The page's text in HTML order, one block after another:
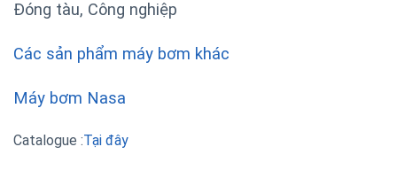
Đóng tàu, Công nghiệp
Các sản phẩm máy bơm khác
Máy bơm Nasa
Catalogue :Tại đây